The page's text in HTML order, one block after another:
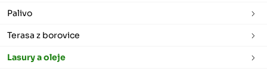
Palivo
Terasa z borovice
Lasury a oleje